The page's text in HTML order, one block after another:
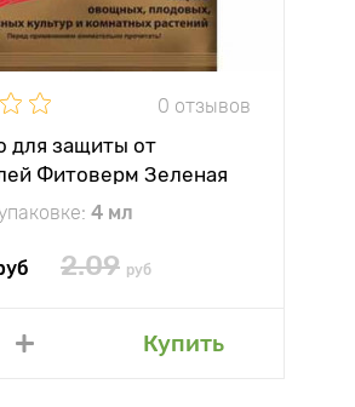
0 отзывов
для защиты от
Фитоверм Зеленая
4 мл
2.09 руб
Купить